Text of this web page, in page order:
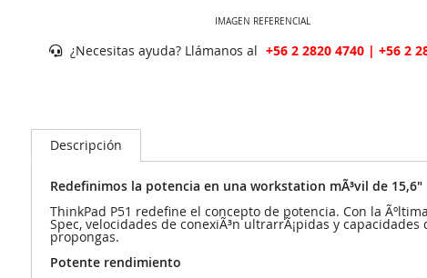
IMAGEN REFERENCIAL
¿Necesitas ayuda? Llámanos al +56 2 2820 4740 | +56 2
Descripción
Redefinimos la potencia en una workstation mÃ³vil de 15,6"
ThinkPad P51 redefine el concepto de potencia. Con la
Spec, velocidades de conexiÃ³n ultrarrÃ¡pidas y
propongas.
Potente rendimiento